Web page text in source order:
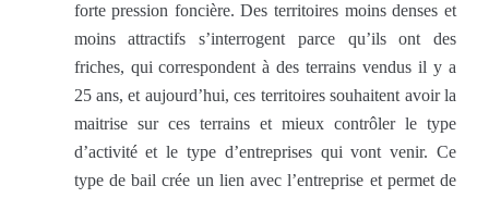
forte pression foncière. Des territoires moins denses et
moins attractifs s’interrogent parce qu’ils ont des
friches, qui correspondent à des terrains vendus il y a
25 ans, et aujourd’hui, ces territoires souhaitent avoir la
maitrise sur ces terrains et mieux contrôler le type
d’activité et le type d’entreprises qui vont venir. Ce
type de bail crée un lien avec l’entreprise et permet de